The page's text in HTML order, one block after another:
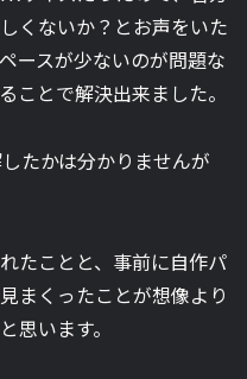
くないか？とお声をいた
ースが少ないのが問題な
ことで解決出来ました。
たかは分かりませんが
たことと、事前に自作パ
まくったことが想像より
思います。